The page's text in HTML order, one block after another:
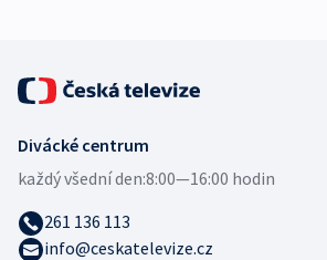
Divácké centrum
každý všední den:8:00—16:00 hodin
261 136 113
info@ceskatelevize.cz